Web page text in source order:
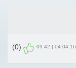
04.04.16 | 09:42
(0)